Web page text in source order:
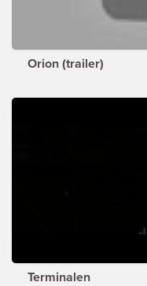
Orion (trailer)
Terminalen